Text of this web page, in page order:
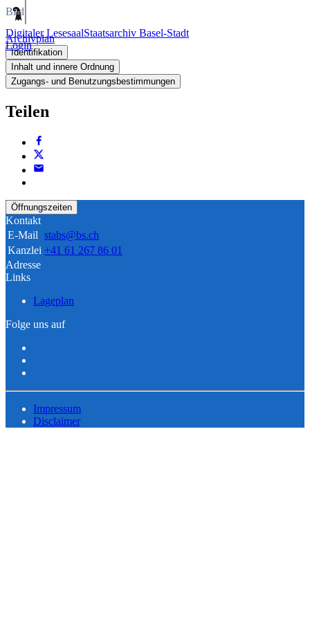
Digitaler LesesaalStaatsarchiv Basel-Stadt
Login
Bild
Archivplan
Identifikation
Inhalt und innere Ordnung
Zugangs- und Benutzungsbestimmungen
Teilen
Öffnungszeiten
Kontakt
E-Mail stabs@bs.ch
Kanzlei +41 61 267 86 01
Adresse
Links
Lageplan
Folge uns auf
Impressum
Disclaimer